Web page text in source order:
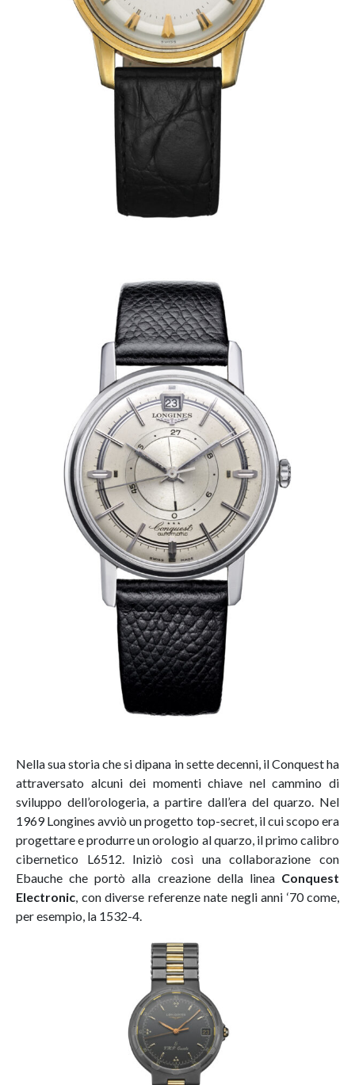
Nella sua storia che si dipana in sette decenni, il Conquest ha
attraversato alcuni dei momenti chiave nel cammino di
sviluppo dell’orologeria, a partire dall’era del quarzo. Nel
1969 Longines avviò un progetto top-secret, il cui scopo era
progettare e produrre un orologio al quarzo, il primo calibro
cibernetico L6512. Iniziò così una collaborazione con
Ebauche che portò alla creazione della linea Conquest
Electronic, con diverse referenze nate negli anni ‘70 come,
per esempio, la 1532-4.